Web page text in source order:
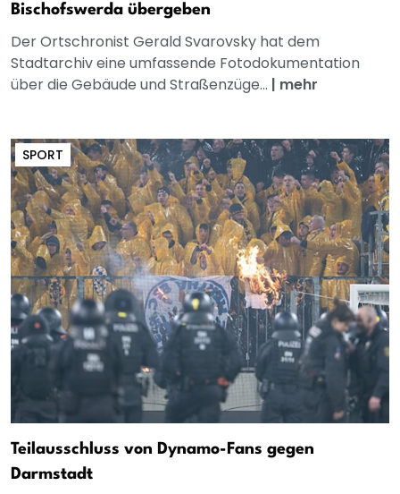
Bischofswerda übergeben
Der Ortschronist Gerald Svarovsky hat dem
Stadtarchiv eine umfassende Fotodokumentation
über die Gebäude und Straßenzüge... | mehr
SPORT
Teilausschluss von Dynamo-Fans gegen
Darmstadt